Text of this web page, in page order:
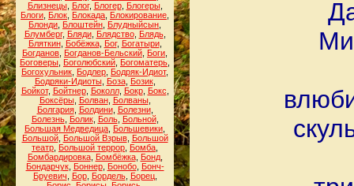
Близнецы, Блог, Блогер, Блогеры,
Блоги Блок Блокада Блокирование
Блонди Блоштейн Блудныйсын
Блумберг, Бляди, Блядство, Блядь,
Бляткин, Бобёжка, Бог, Богатыри,
Богданов Богданов-Бельский Боги
Боговеры Боголюбский Богоматерь
Богохульник Бодлер Бодряк-Идиот,
Бодряки-Идиоты, Боза, Бозик,
Бойкот, Бойтнер, Боколл, Бокр, Бокс
Боксёры, Болван, Болваны,
Болгария, Болдини, Болезни,
Болезнь, Болик, Боль, Больной,
Большая Медведица Большевики
Большой, Большой Взрыв, Большой
театр Большой террор Бомба
Бомбардировка, Бомбёжка, Бонд,
Бондарчук, Боннер, Бонобо, Бонч-
Бруевич
Бор, Бордель, Борец,